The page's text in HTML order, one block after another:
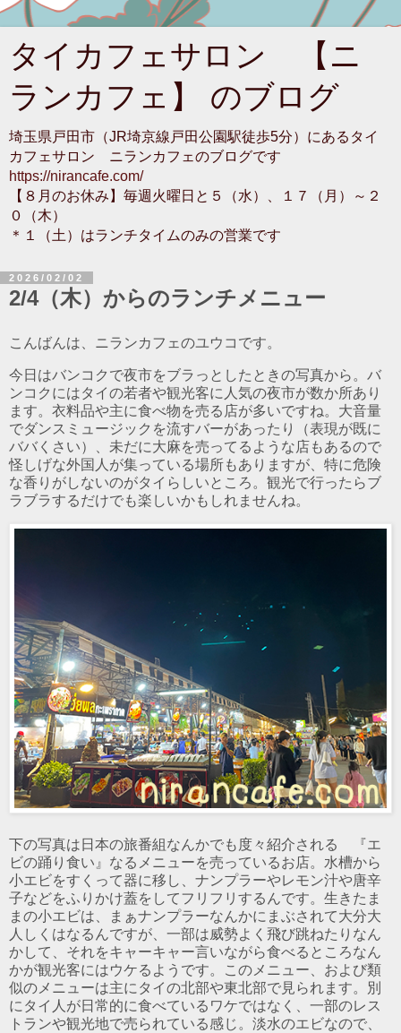
タイカフェサロン 【ニ
ランカフェ】 のブログ
埼玉県戸田市（JR埼京線戸田公園駅徒歩5分）にあるタイ
カフェサロン ニランカフェのブログです
https://nirancafe.com/
【８月のお休み】毎週火曜日と５（水）、１７（月）～２
０（木）
＊１（土）はランチタイムのみの営業です
2026/02/02
2/4（木）からのランチメニュー
こんばんは、ニランカフェのユウコです。
今日はバンコクで夜市をブラっとしたときの写真から。バ
ンコクにはタイの若者や観光客に人気の夜市が数か所あり
ます。衣料品や主に食べ物を売る店が多いですね。大音量
でダンスミュージックを流すバーがあったり（表現が既に
ババくさい）、未だに大麻を売ってるような店もあるので
怪しげな外国人が集っている場所もありますが、特に危険
な香りがしないのがタイらしいところ。観光で行ったらブ
ラブラするだけでも楽しいかもしれませんね。
下の写真は日本の旅番組なんかでも度々紹介される 『エ
ビの踊り食い』なるメニューを売っているお店。水槽から
小エビをすくって器に移し、ナンプラーやレモン汁や唐辛
子などをふりかけ蓋をしてフリフリするんです。生きたま
まの小エビは、まぁナンプラーなんかにまぶされて大分大
人しくはなるんですが、一部は威勢よく飛び跳ねたりなん
かして、それをキャーキャー言いながら食べるところなん
かが観光客にはウケるようです。このメニュー、および類
似のメニューは主にタイの北部や東北部で見られます。別
にタイ人が日常的に食べているワケではなく、一部のレス
トランや観光地で売られている感じ。淡水のエビなので、